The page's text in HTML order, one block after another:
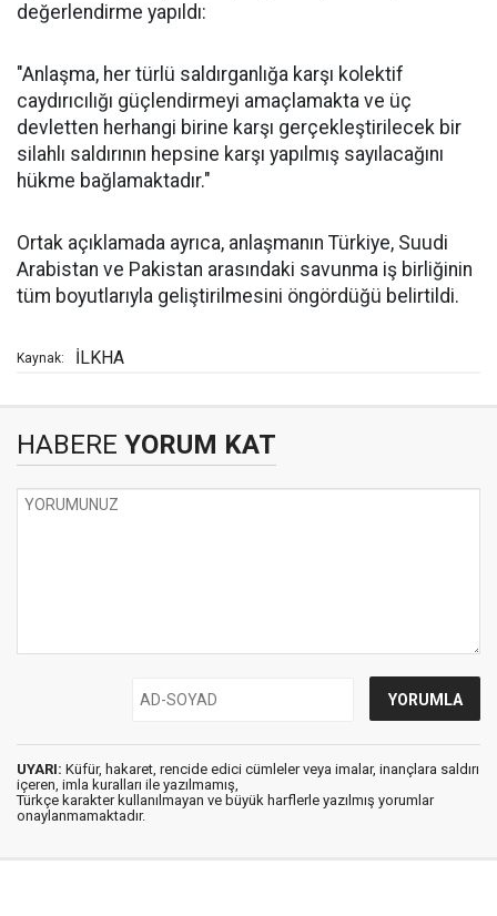
değerlendirme yapıldı:
"Anlaşma, her türlü saldırganlığa karşı kolektif
caydırıcılığı güçlendirmeyi amaçlamakta ve üç
devletten herhangi birine karşı gerçekleştirilecek bir
silahlı saldırının hepsine karşı yapılmış sayılacağını
hükme bağlamaktadır."
Ortak açıklamada ayrıca, anlaşmanın Türkiye, Suudi
Arabistan ve Pakistan arasındaki savunma iş birliğinin
tüm boyutlarıyla geliştirilmesini öngördüğü belirtildi.
Kaynak: İLKHA
HABERE YORUM KAT
UYARI: Küfür, hakaret, rencide edici cümleler veya imalar, inançlara saldırı
içeren, imla kuralları ile yazılmamış,
Türkçe karakter kullanılmayan ve büyük harflerle yazılmış yorumlar
onaylanmamaktadır.